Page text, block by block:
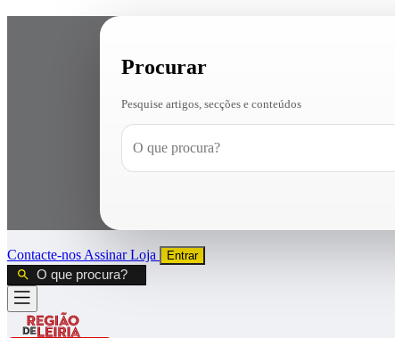
Procurar
Pesquise artigos, secções e conteúdos
Contacte-nos AssinarLoja Entrar